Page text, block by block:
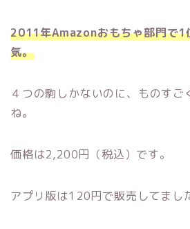
2011年Amazonおもちゃ部門で1
気。
４つの駒しかないのに、ものすご
ね。
価格は2,200円（税込）です。
アプリ版は120円で販売してまし